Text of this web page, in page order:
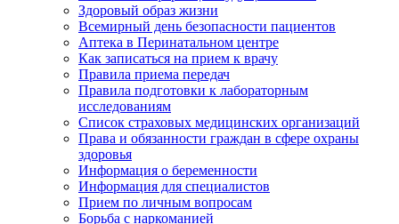
Здоровый образ жизни
Всемирный день безопасности пациентов
Аптека в Перинатальном центре
Как записаться на прием к врачу
Правила приема передач
Правила подготовки к лабораторным
исследованиям
Список страховых медицинских организаций
Права и обязанности граждан в сфере охраны
здоровья
Информация о беременности
Информация для специалистов
Прием по личным вопросам
Борьба с наркоманией